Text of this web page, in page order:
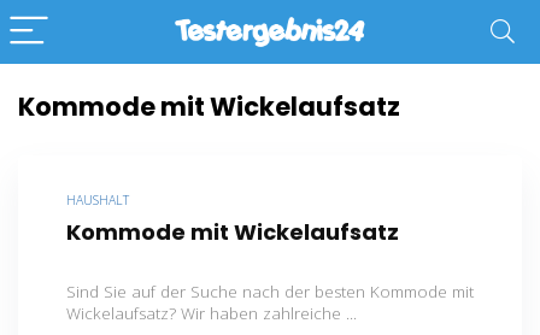
Kommode mit Wickelaufsatz
HAUSHALT
Kommode mit Wickelaufsatz
Sind Sie auf der Suche nach der besten Kommode mit
Wickelaufsatz? Wir haben zahlreiche ...